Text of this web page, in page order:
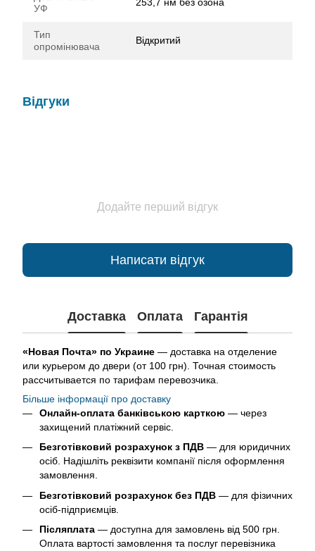
УФ
Тип
опромінювача
Відкритий
Відгуки
Додайте перший відгук
Написати відгук
Доставка Оплата Гарантія
«Новая Почта» по Украине — доставка на отделение
или курьером до двери (от 100 грн). Точная стоимость
рассчитывается по тарифам перевозчика.
Більше інформації про доставку
Онлайн-оплата банківською карткою — через
захищений платіжний сервіс.
Безготівковий розрахунок з ПДВ — для юридичних
осіб. Надішліть реквізити компанії після оформлення
замовлення.
Безготівковий розрахунок без ПДВ — для фізичних
осіб-підприємців.
Післяплата — доступна для замовлень від 500 грн.
Оплата вартості замовлення та послуг перевізника